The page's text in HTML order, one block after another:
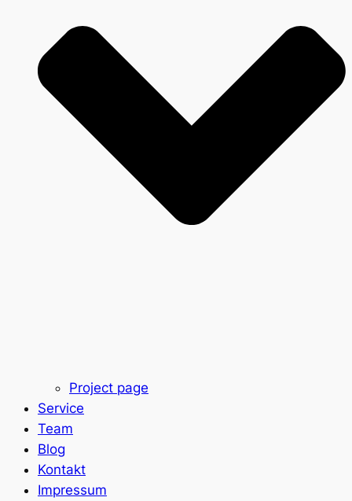
Project page
Service
Team
Blog
Kontakt
Impressum